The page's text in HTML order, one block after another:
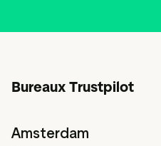
Bureaux Trustpilot
Amsterdam